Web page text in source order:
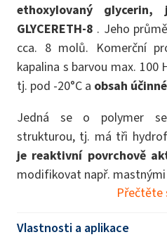
ethoxylovaný
GLYCERETH-8 . Jeho
cca. 8 molů. Komerční
kapalina s barvou max. 100
tj. pod -20°C a obsah
Jedná se o polymer
strukturou, tj. má tři
je reaktivní povrchově
modifikovat např.
Přečtěte
Vlastnosti a aplikace